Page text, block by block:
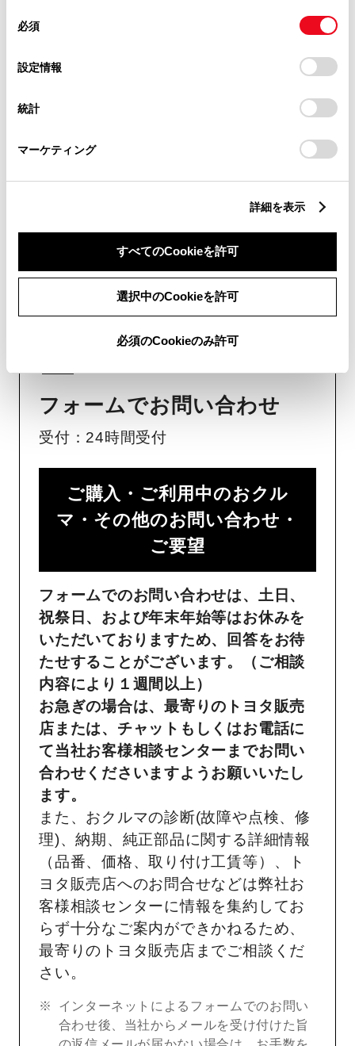
デバイスにすべてのCookie(クッキー)が保存されることに同
意したことになります。Cookie(クッキー)のオプトアウト、
設定の変更、同意を撤回したりするにあたっては、当社の
「Cookie（クッキー）情報の取り扱いについて
」をご覧くだ
必須
設定情報
統計
マーケティング
詳細を表示
すべてのCookieを許可
選択中のCookieを許可
必須のCookieのみ許可
チャットでお問い合わせ
受付：10:00～18:00
画面右下の を選択してくださ
チャットでのお問い合わせはお待たせ
時間が少なくご案内が可能です。
フォームでお問い合わせ
受付：24時間受付
ご購入・ご利用中のおクル
マ・その他のお問い合わせ・
ご要望​
フォームでのお問い合わせは、土日、
祝祭日、および年末年始等はお休みを
いただいておりますため、回答をお待
たせすることがございます。（ご相談
内容により１週間以上）
お急ぎの場合は、最寄りのトヨタ販売
店または、チャットもしくはお電話に
て当社お客様相談センターまでお問い
合わせくださいますようお願いいたし
ます。
また、おクルマの診断(故障や点検、修
理)、納期、純正部品に関する詳細情報
（品番、価格、取り付け工賃等）、ト
ヨタ販売店へのお問合せなどは弊社お
客様相談センターに情報を集約してお
らず十分なご案内ができかねるため、
最寄りのトヨタ販売店までご相談くだ
さい。
インターネットによるフォームでのお問い
合わせ後、当社からメールを受け付けた旨